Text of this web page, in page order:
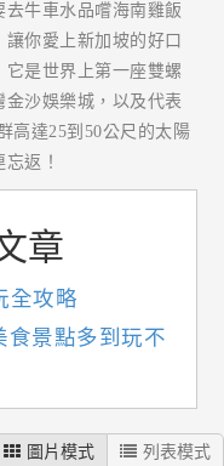
牛車水品嚐海南雞飯
你愛上新加坡的好口
是世界上第一座雙螺
沙娛樂城，以及代表
高達25到50公尺的太陽
返！
章
全攻略
景點多到玩不
圖片模式 列表模式